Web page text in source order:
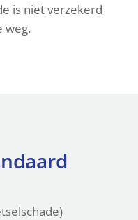
is niet verzekerd
weg.